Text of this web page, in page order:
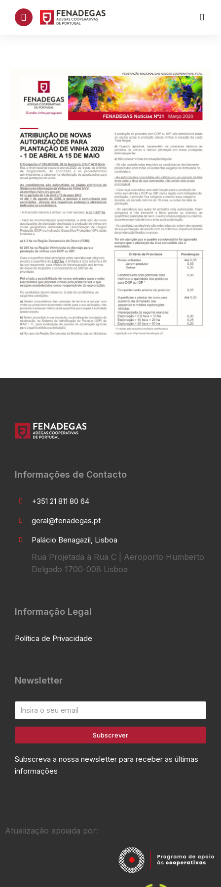
Informações de Contacto
+351 21 811 80 64
geral@fenadegas.pt
Palácio Benagazil, Lisboa
Rua Projetada à Rua C | Aeroporto Humberto
Delgado 1700-008 Lisboa
Informação Legal
Política de Privacidade
Newsletter
Subscrever
Subscreva a nossa newsletter para receber as últimas
informações
Atualização apoiada por: